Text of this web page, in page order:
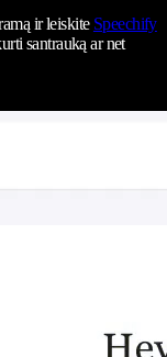
ir leiskite Speechify
santrauką ar net